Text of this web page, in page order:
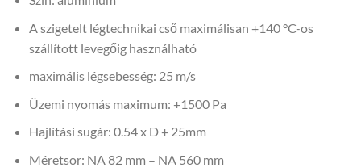
A szigetelt légtechnikai cső maximálisan +140 °C-os
szállított levegőig használható
maximális légsebesség: 25 m/s
Üzemi nyomás maximum: +1500 Pa
Hajlítási sugár: 0.54 x D + 25mm
Méretsor: NA 82 mm – NA 560 mm